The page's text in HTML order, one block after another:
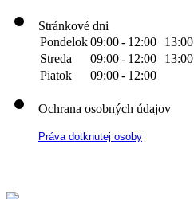
Stránkové dni
Pondelok09:00- 12:00 13:00
Streda
09:00- 12:00 13:00
Piatok
09:00- 12:00
Ochrana osobných údajov
Práva dotknutej osoby